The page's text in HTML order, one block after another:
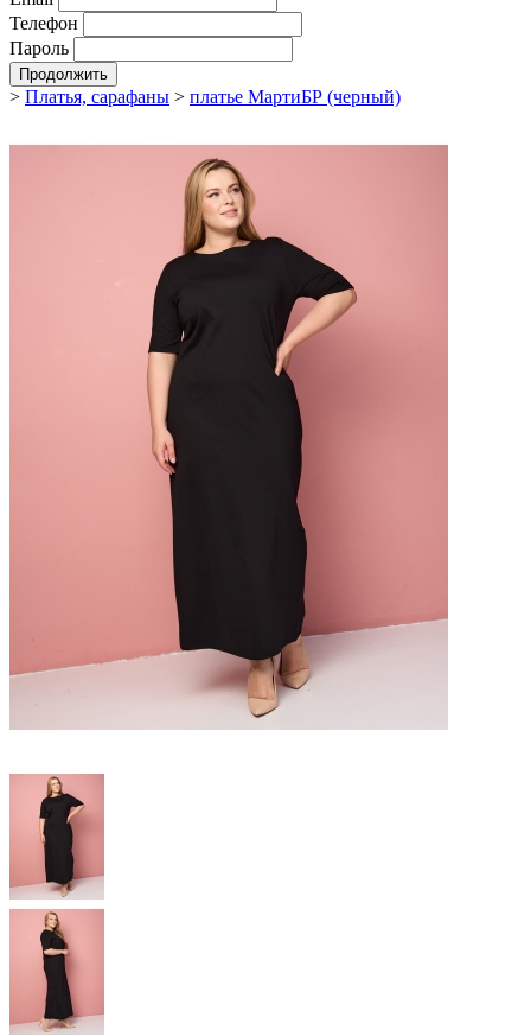
Телефон
Пароль
Продолжить
> Платья, сарафаны > платье МартиБР (черный)